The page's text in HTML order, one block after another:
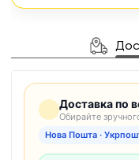
Доставка по
Обирайте
Нова Пошта ·